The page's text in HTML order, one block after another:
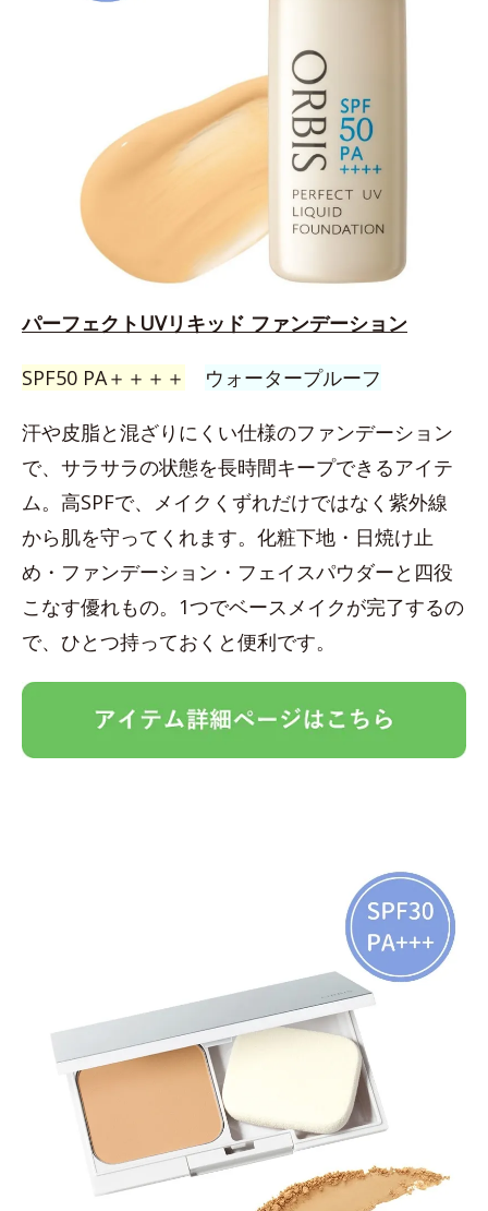
パーフェクトUVリキッド ファンデーション
SPF50 PA＋＋＋＋ ウォータープルーフ
汗や皮脂と混ざりにくい仕様のファンデーション
で、サラサラの状態を長時間キープできるアイテ
ム。高SPFで、メイクくずれだけではなく紫外線
から肌を守ってくれます。化粧下地・日焼け止
め・ファンデーション・フェイスパウダーと四役
こなす優れもの。1つでベースメイクが完了するの
で、ひとつ持っておくと便利です。